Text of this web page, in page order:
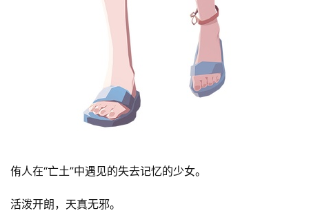
侑人在“亡土”中遇见的失去记忆的少女。
活泼开朗，天真无邪。